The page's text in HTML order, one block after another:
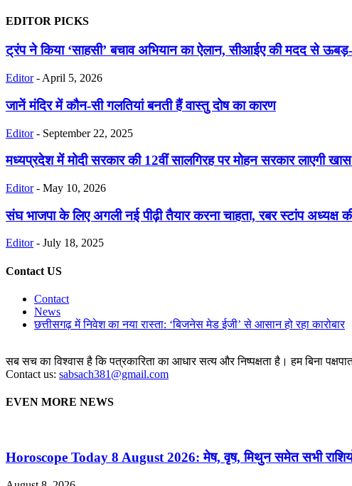
EDITOR PICKS
ट्रंप ने किया ‘साहसी’ बचाव अभियान का ऐलान, सीआईए की मदद से ऊबड़-
Editor - April 5, 2026
जानें मंदिर में कौन-सी गलतियां बनती हैं वास्तु दोष का कारण
Editor - September 22, 2025
मध्यप्रदेश में मोदी सरकार की 12वीं सालगिरह पर मोहन सरकार लाएगी खास
Editor - May 10, 2026
संघ भाजपा के लिए अगली नई पीढ़ी तैयार करना चाहता, रबर स्टांप अध्यक्ष
Editor - July 18, 2025
Contact US
Contact
News
छत्तीसगढ़ में निवेश का नया रास्ता: ‘बिजनेस मेड ईजी’ से आसान हो रहा कारोबार
सब सच का विश्वास है कि पत्रकारिता का आधार सत्य और निष्पक्षता है। हम बिना
Contact us: sabsach381@gmail.com
EVEN MORE NEWS
Horoscope Today 8 August 2026: मेष, वृष, मिथुन समेत सभी